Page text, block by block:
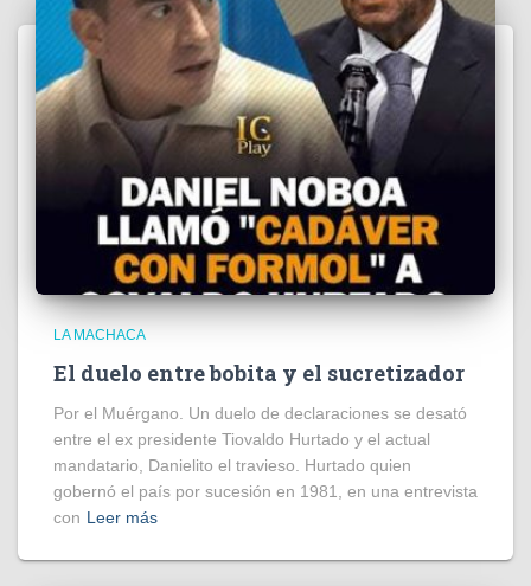
LA MACHACA
El duelo entre bobita y el sucretizador
Por el Muérgano. Un duelo de declaraciones se desató
entre el ex presidente Tiovaldo Hurtado y el actual
mandatario, Danielito el travieso. Hurtado quien
gobernó el país por sucesión en 1981, en una entrevista
con Leer más